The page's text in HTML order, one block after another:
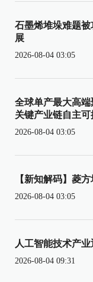
石墨烯堆垛难题
展
2026-08-04 03:05
全球单产最大高
关键产业链自主可
2026-08-04 03:05
【新知解码】菱
2026-08-04 03:05
人工智能技术产
2026-08-04 09:31